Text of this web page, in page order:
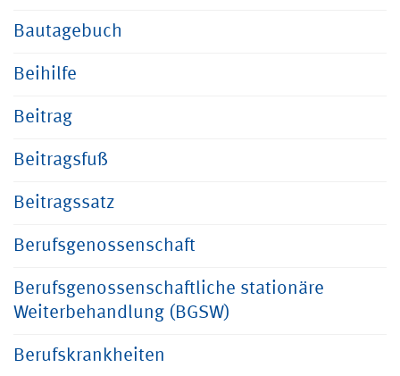
Bautagebuch
Beihilfe
Beitrag
Beitragsfuß
Beitragssatz
Berufsgenossenschaft
Berufsgenossenschaftliche stationäre
Weiterbehandlung (BGSW)
Berufskrankheiten